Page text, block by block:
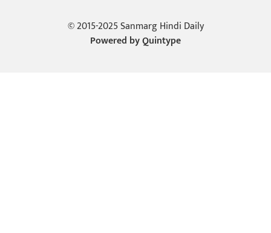
© 2015-2025 Sanmarg Hindi Daily
Powered byQuintype